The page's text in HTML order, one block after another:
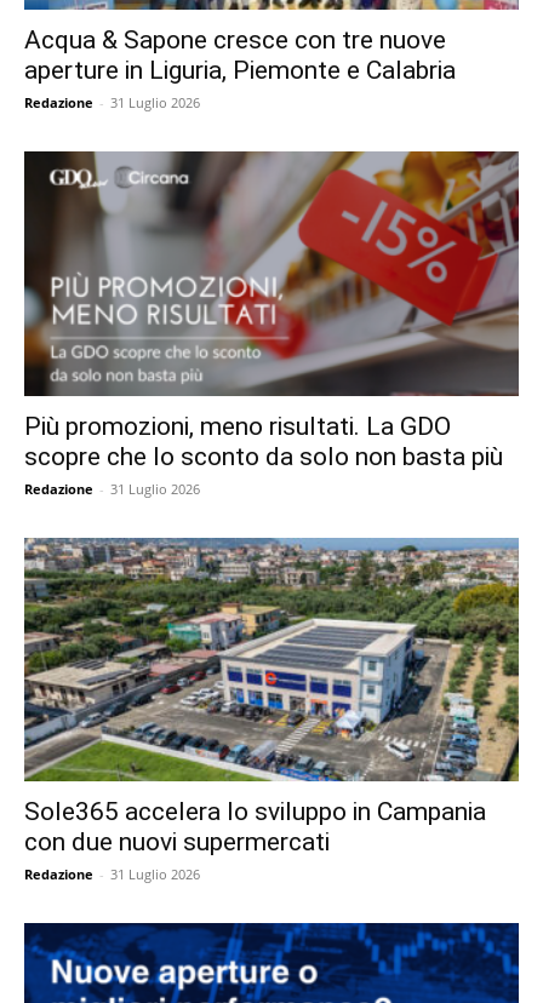
Acqua & Sapone cresce con tre nuove
aperture in Liguria, Piemonte e Calabria
Redazione - 31 Luglio 2026
Più promozioni, meno risultati. La GDO
scopre che lo sconto da solo non basta più
Redazione - 31 Luglio 2026
Sole365 accelera lo sviluppo in Campania
con due nuovi supermercati
Redazione - 31 Luglio 2026